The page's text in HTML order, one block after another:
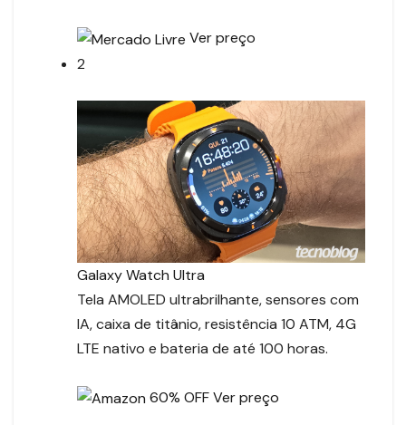
Ver preço
2
Galaxy Watch Ultra
Tela AMOLED ultrabrilhante, sensores com
IA, caixa de titânio, resistência 10 ATM, 4G
LTE nativo e bateria de até 100 horas.
60% OFFVer preço